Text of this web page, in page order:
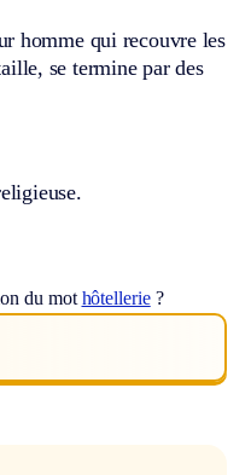
homme qui recouvre les
se termine par des
du mot hôtellerie?